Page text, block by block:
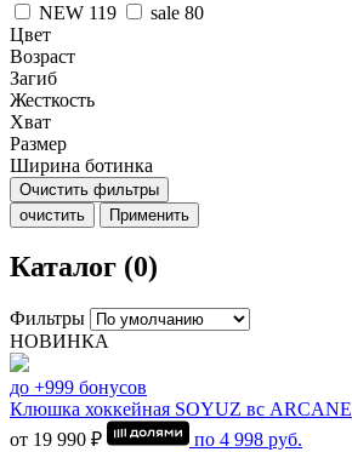
NEW 119 sale 80
Цвет
Возраст
Загиб
Жесткость
Хват
Размер
Ширина ботинка
Очистить фильтры
очистить
Применить
Каталог (0)
Фильтры
НОВИНКА
до +999 бонусов
Клюшка хоккейная SOYUZ вс ARCANE
от 19 990 ₽
по 4 998 руб.